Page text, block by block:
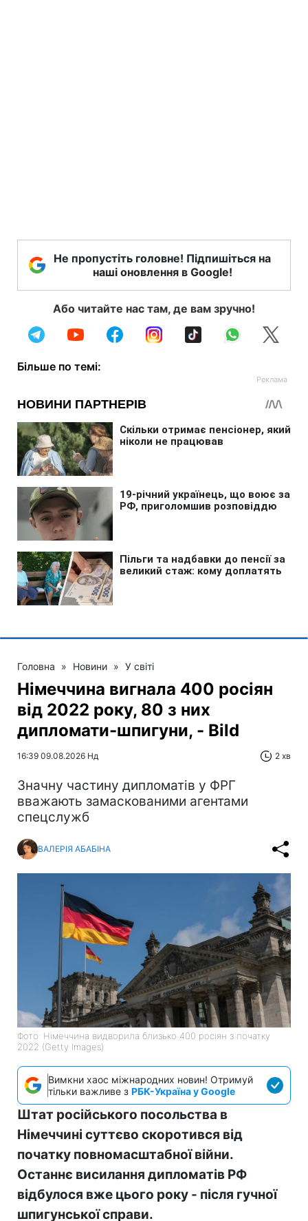
Не пропустіть головне! Підпишіться на
наші оновлення в Google!
Або читайте нас там, де вам зручно!
Більше по темі:
Головна » Новини » У світі
Німеччина вигнала 400 росіян
від 2022 року, 80 з них
дипломати-шпигуни, - Bild
16:39 09.08.2026 Нд 2 хв
Значну частину дипломатів у ФРГ
вважають замаскованими агентами
спецслужб
ВАЛЕРІЯ АБАБІНА
Фото: Німеччина видворила близько 400 росіян з початку
2022 (Getty Images)
Вимкни хаос міжнародних новин! Отримуй
тільки важливе з РБК-Україна у Google
Штат російського посольства в
Німеччині суттєво скоротився від
початку повномасштабної війни.
Останнє висилання дипломатів РФ
відбулося вже цього року - після гучної
шпигунської справи.